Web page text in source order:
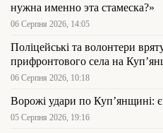
нужна именно эта стамеска?»
06 Серпня 2026, 14:05
Поліцейські та волонтери
прифронтового села на
06 Серпня 2026, 10:18
Ворожі удари по Куп’янщині: є
05 Серпня 2026, 19:16